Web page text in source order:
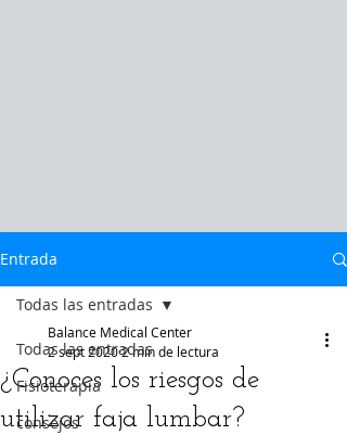
Entrada
Todas las entradas
Fisioterapia
consejos
Todas las entradas
¿Conoces los riesgos de
utilizar faja lumbar?
Balance Medical Center
2 sept 20202 min de lectura